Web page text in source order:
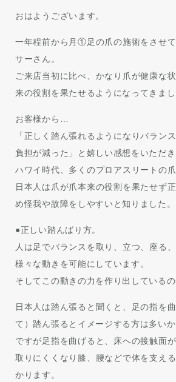
おはようございます。
一年程前から月①足の爪の施術をさせ
サーさん。
ご来店当初に比べ、かなり爪が健康な
来の役割を果たせるようになってきまし
お客様から…
「正しく踏ん張れるようになりバラン
負担が減った」と嬉しい感想をいただき
ハワイ時代、多くのプロアスリートの
日本人は爪が爪本来の役割を果たせず
め怪我や故障をしやすいと知りました。
●正しい踏んばり方。
人は足でバランスを取り、立つ、座る
様々な動きを可能にしています。
そしてこの動きの力を作り出しているの
日本人は踏ん張ると聞くと、足の指を
て）踏ん張るとイメージする方は多いか
ですが足指を曲げると、床への接触面
取りにくくなり膝、腰などで体を支え
かります。